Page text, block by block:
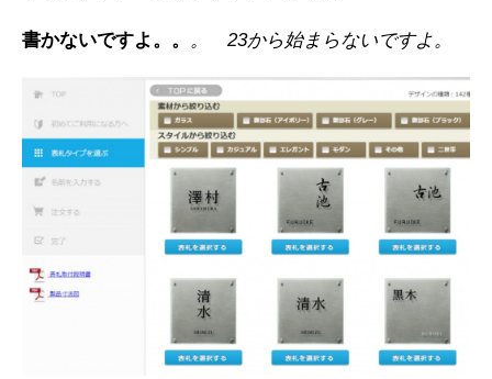
書かないですよ。。 。 23から始まらないですよ。